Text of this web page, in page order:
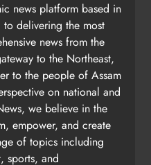
news platform based in
delivering the most
news from the
to the Northeast,
to the people of Assam
on national and
we believe in the
empower, and create
of topics including
sports, and